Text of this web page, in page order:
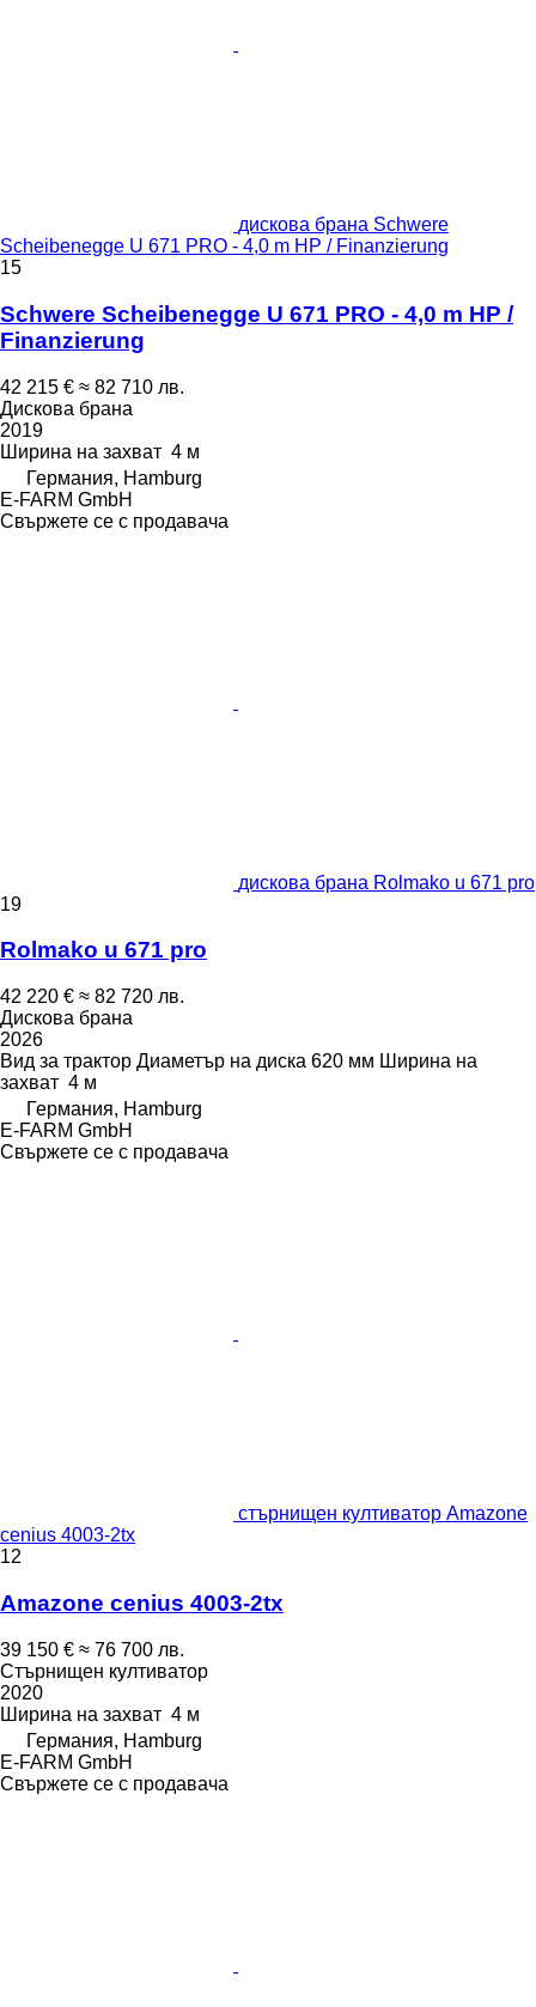
дискова брана Schwere
Scheibenegge U 671 PRO - 4,0 m HP / Finanzierung
15
Schwere Scheibenegge U 671 PRO - 4,0 m HP /
Finanzierung
42 215 € ≈ 82 710 лв.
Дискова брана
2019
Ширина на захват 4 м
Германия, Hamburg
E-FARM GmbH
Свържете се с продавача
дискова брана Rolmako u 671 pro
19
Rolmako u 671 pro
42 220 € ≈ 82 720 лв.
Дискова брана
2026
Вид за трактор Диаметър на диска 620 мм Ширина на
захват 4 м
Германия, Hamburg
E-FARM GmbH
Свържете се с продавача
стърнищен култиватор Amazone
cenius 4003-2tx
12
Amazone cenius 4003-2tx
39 150 € ≈ 76 700 лв.
Стърнищен култиватор
2020
Ширина на захват 4 м
Германия, Hamburg
E-FARM GmbH
Свържете се с продавача